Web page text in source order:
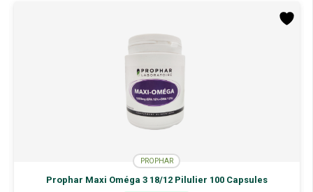
PROPHAR
Prophar Maxi Oméga 3 18/12 Pilulier 100 Capsules